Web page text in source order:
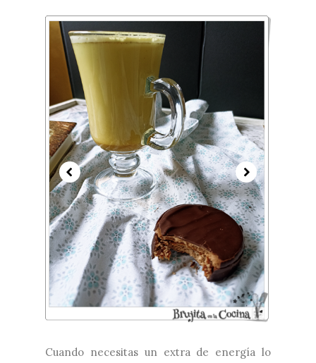
Cuando necesitas un extra de energía lo